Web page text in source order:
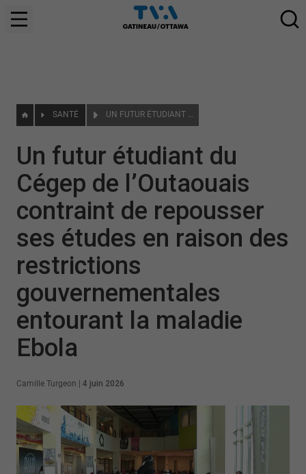
SANTÉ UN FUTUR ÉTUDIANT DU CÉGEP DE L’OUTAOUAIS CONTRAINT DE REPOUSSER SES ÉTUDES EN RAISON DES RESTRICTIONS GOUVERNEMENTALES ENTOURANT LA MALADIE EBOLA
Un futur étudiant du
Cégep de l’Outaouais
contraint de repousser
ses études en raison des
restrictions
gouvernementales
entourant la maladie
Ebola
Camille Turgeon 4 juin 2026